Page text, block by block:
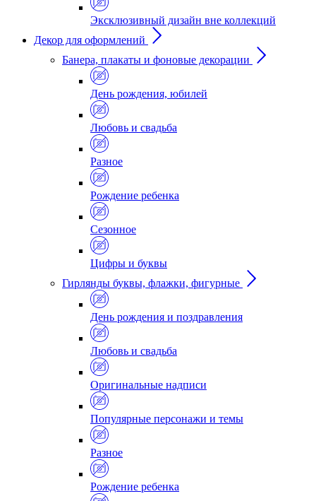
Эксклюзивный дизайн вне коллекций
Декор для оформлений
Банера, плакаты и фоновые декорации
День рождения, юбилей
Любовь и свадьба
Разное
Рождение ребенка
Сезонное
Цифры и буквы
Гирлянды буквы, флажки, фигурные
День рождения и поздравления
Любовь и свадьба
Оригинальные надписи
Популярные персонажи и темы
Разное
Рождение ребенка